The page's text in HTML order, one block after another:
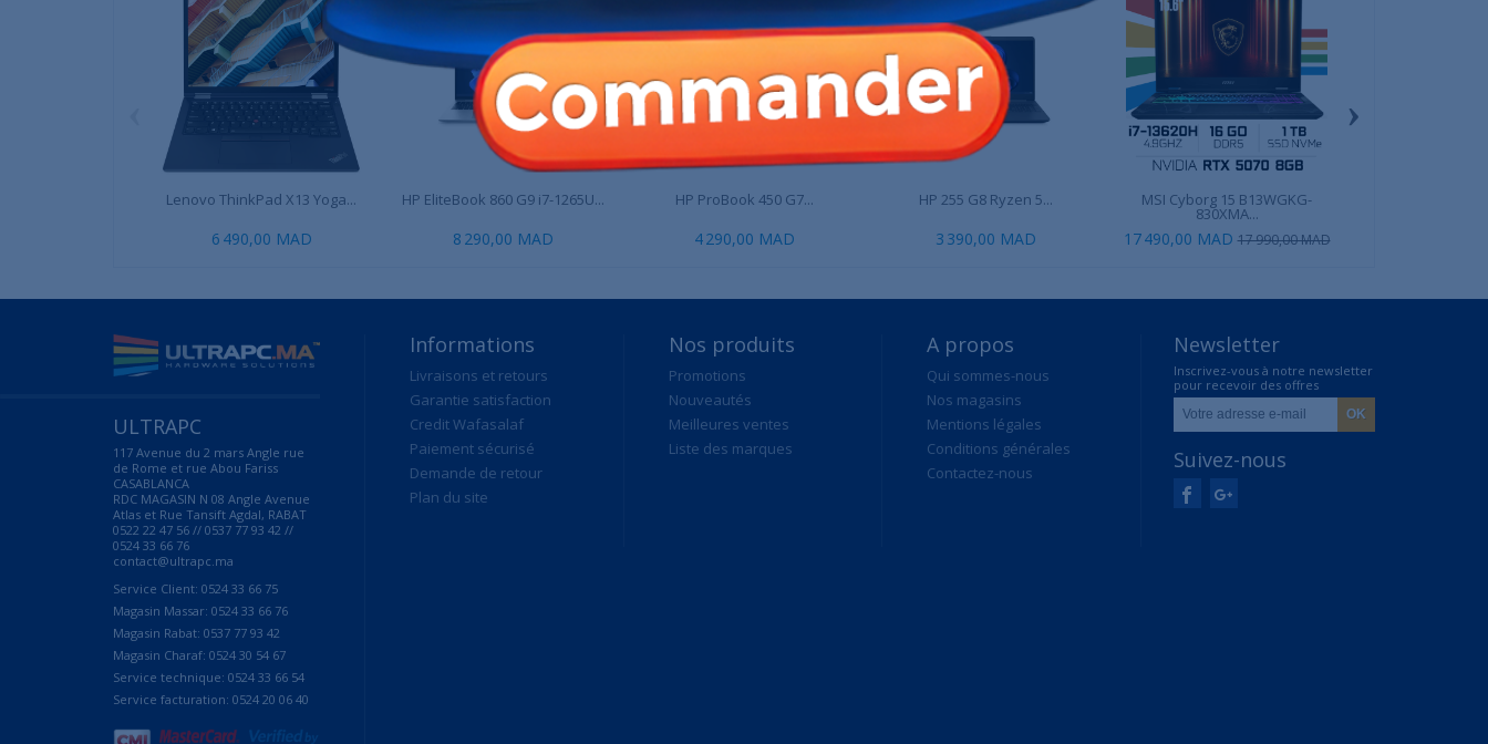
Lenovo ThinkPad X13 Yoga...
6 490,00 MAD
HP EliteBook 860 G9 i7-1265U...
8 290,00 MAD
HP ProBook 450 G7...
4 290,00 MAD
HP 255 G8 Ryzen 5...
3 390,00 MAD
MSI Cyborg 15 B13WGKG-
830XMA...
17 490,00 MAD 17 990,00 MAD
›
ULTRAPC
117 Avenue du 2 mars Angle rue
de Rome et rue Abou Fariss
CASABLANCA
RDC MAGASIN N 08 Angle Avenue
Atlas et Rue Tansift Agdal, RABAT
0522 22 47 56 // 0537 77 93 42 //
0524 33 66 76
contact@ultrapc.ma
Service Client: 0524 33 66 75
Magasin Massar: 0524 33 66 76
Magasin Rabat: 0537 77 93 42
Magasin Charaf: 0524 30 54 67
Service technique: 0524 33 66 54
Service facturation: 0524 20 06 40
Informations
Livraisons et retours
Garantie satisfaction
Credit Wafasalaf
Paiement sécurisé
Demande de retour
Plan du site
Nos produits
Promotions
Nouveautés
Meilleures ventes
Liste des marques
A propos
Qui sommes-nous
Nos magasins
Mentions légales
Conditions générales
Contactez-nous
Newsletter
Inscrivez-vous à notre newsletter
pour recevoir des offres
exclusives
Suivez-nous